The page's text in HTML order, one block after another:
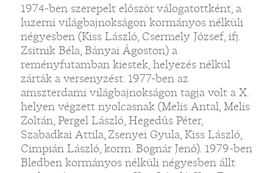
1974-ben szerepelt először válogatottként, a
luzerni világbajnokságon kormányos nélküli
négyesben (Kiss László, Csermely József, ifj.
Zsitnik Béla, Bányai Ágoston) a
reményfutamban kiestek, helyezés nélkül
zárták a versenyzést. 1977-ben az
amszterdami világbajnokságon tagja volt a X.
helyen végzett nyolcasnak (Melis Antal, Melis
Zoltán, Pergel László, Hegedűs Péter,
Szabadkai Attila, Zsenyei Gyula, Kiss László,
Cimpián László, korm. Bognár Jenő). 1979-ben
Bledben kormányos nélküli négyesben állt